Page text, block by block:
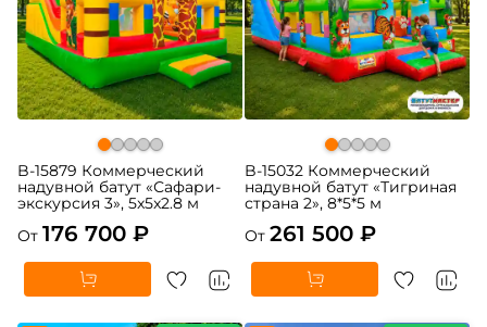
B-15879 Коммерческий
надувной батут «Сафари-
экскурсия 3», 5x5x2.8 м
От 176 700 ₽
B-15032 Коммерческий
надувной батут «Тигриная
страна 2», 8*5*5 м
От 261 500 ₽